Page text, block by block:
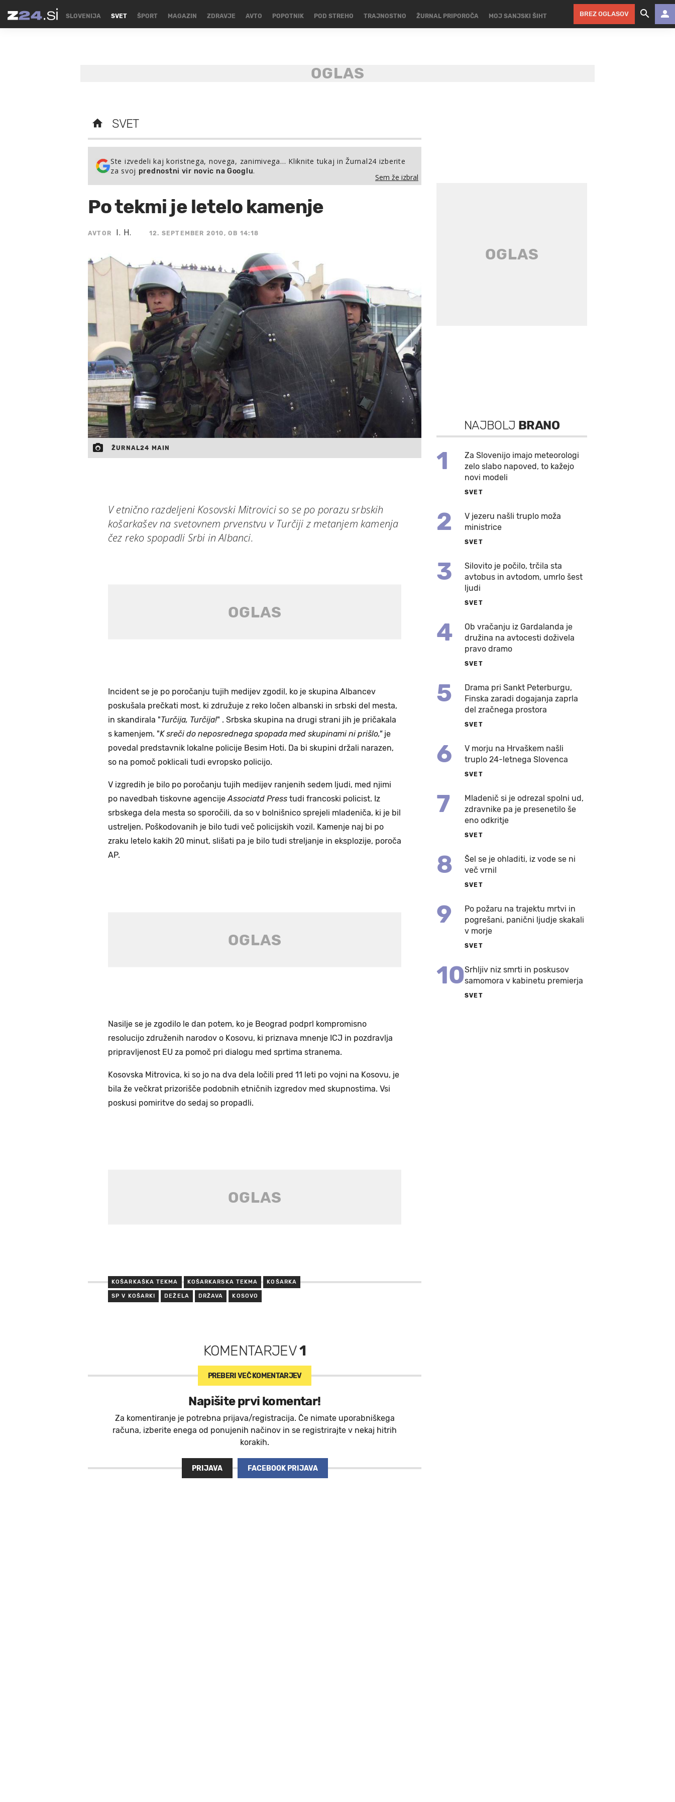
SLOVENIJA SVET ŠPORT MAGAZIN ZDRAVJE AVTO POPOTNIK POD STREHO TRAJNOSTNO ŽURNAL PRIPOROČA MOJ SANJSKI ŠIHT BREZ OGLASOV
SVET
Ste izvedeli kaj koristnega, novega, zanimivega… Kliknite tukaj in Žurnal24 izberite
za svoj prednostni vir novic na Googlu.
Sem že izbral
Po tekmi je letelo kamenje
AVTOR I. H. 12. SEPTEMBER 2010, OB 14:18
ŽURNAL24 MAIN
V etnično razdeljeni Kosovski Mitrovici so se po porazu srbskih
košarkašev na svetovnem prvenstvu v Turčiji z metanjem kamenja
čez reko spopadli Srbi in Albanci.
Incident se je po poročanju tujih medijev zgodil, ko je skupina Albancev
poskušala prečkati most, ki združuje z reko ločen albanski in srbski del mesta,
in skandirala "Turčija, Turčija!" . Srbska skupina na drugi strani jih je pričakala
s kamenjem. "K sreči do neposrednega spopada med skupinami ni prišlo,"je
povedal predstavnik lokalne policije Besim Hoti. Da bi skupini držali narazen,
so na pomoč poklicali tudi evropsko policijo.
V izgredih je bilo po poročanju tujih medijev ranjenih sedem ljudi, med njimi
po navedbah tiskovne agencijeAssociatd Press tudi francoski policist. Iz
srbskega dela mesta so sporočili, da so v bolnišnico sprejeli mladeniča, ki je bil
ustreljen. Poškodovanih je bilo tudi več policijskih vozil. Kamenje naj bi po
zraku letelo kakih 20 minut, slišati pa je bilo tudi streljanje in eksplozije, poroča
AP.
Nasilje se je zgodilo le dan potem, ko je Beograd podprl kompromisno
resolucijo združenih narodov o Kosovu, ki priznava mnenje ICJ in pozdravlja
pripravljenost EU za pomoč pri dialogu med sprtima stranema.
Kosovska Mitrovica, ki so jo na dva dela ločili pred 11 leti po vojni na Kosovu, je
bila že večkrat prizorišče podobnih etničnih izgredov med skupnostima. Vsi
poskusi pomiritve do sedaj so propadli.
KOŠARKAŠKA TEKMA KOŠARKARSKA TEKMA KOŠARKA
SP V KOŠARKI DEŽELA DRŽAVA KOSOVO
KOMENTARJEV1
PREBERI VEČ KOMENTARJEV
Napišite prvi komentar!
Za komentiranje je potrebna prijava/registracija. Če nimate uporabniškega
računa, izberite enega od ponujenih načinov in se registrirajte v nekaj hitrih
korakih.
PRIJAVA FACEBOOK PRIJAVA
NAJBOLJ BRANO
1
Za Slovenijo imajo meteorologi
zelo slabo napoved, to kažejo
novi modeli
SVET
2
V jezeru našli truplo moža
ministrice
SVET
3
Silovito je počilo, trčila sta
avtobus in avtodom, umrlo šest
ljudi
SVET
4
Ob vračanju iz Gardalanda je
družina na avtocesti doživela
pravo dramo
SVET
5
Drama pri Sankt Peterburgu,
Finska zaradi dogajanja zaprla
del zračnega prostora
SVET
6
V morju na Hrvaškem našli
truplo 24-letnega Slovenca
SVET
7
Mladenič si je odrezal spolni ud,
zdravnike pa je presenetilo še
eno odkritje
SVET
8
Šel se je ohladiti, iz vode se ni
več vrnil
SVET
9
Po požaru na trajektu mrtvi in
pogrešani, panični ljudje skakali
v morje
SVET
10Srhljiv niz smrti in poskusov
samomora v kabinetu premierja
SVET